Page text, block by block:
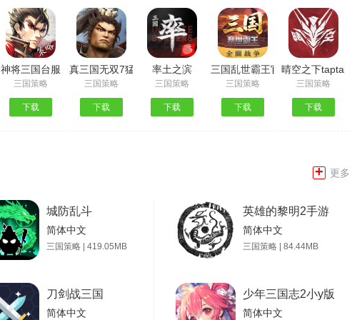
神将三国台服
三国策略
下载
真三国无双7猛将传
三国策略
下载
率土之滨
三国策略
下载
三国乱世霸王官方版
三国策略
下载
晴空之下taptap
三国策略
下载
+ 更多
城防乱斗
简体中文
三国策略 | 419.05MB
英雄的黎明2手游
简体中文
三国策略 | 84.44MB
刀剑战三国
简体中文
少年三国志2小y版
简体中文